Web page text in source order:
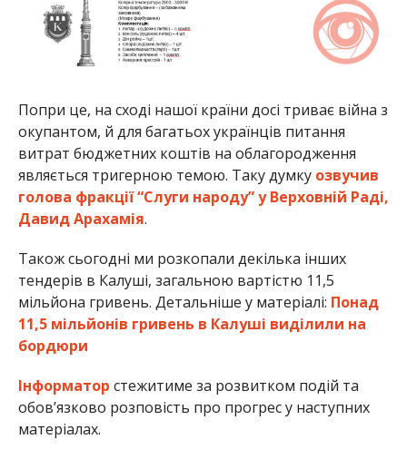
Попри це, на сході нашої країни досі триває війна з
окупантом, й для багатьох українців питання
витрат бюджетних коштів на облагородження
являється тригерною темою. Таку думку озвучив
голова фракції “Слуги народу” у Верховній Раді,
Давид Арахамія.
Також сьогодні ми розкопали декілька інших
тендерів в Калуші, загальною вартістю 11,5
мільйона гривень. Детальніше у матеріалі: Понад
11,5 мільйонів гривень в Калуші виділили на
бордюри
Інформатор стежитиме за розвитком подій та
обов’язково розповість про прогрес у наступних
матеріалах.